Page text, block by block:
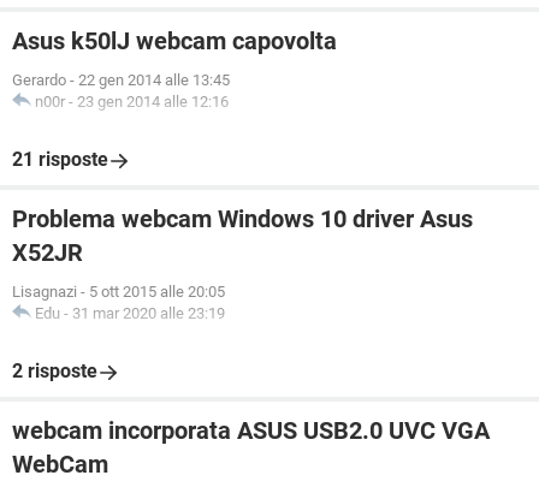
Asus k50lJ webcam capovolta
Gerardo - 22 gen 2014 alle 13:45
n00r - 23 gen 2014 alle 12:16
21 risposte
Problema webcam Windows 10 driver Asus
X52JR
Lisagnazi - 5 ott 2015 alle 20:05
Edu - 31 mar 2020 alle 23:19
2 risposte
webcam incorporata ASUS USB2.0 UVC VGA
WebCam